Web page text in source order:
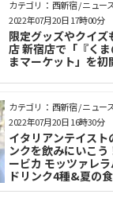
カテゴリ： 西新宿 / ニュー
限定グッズやクイ
店 新宿店で「『く
まマーケット」を初
2022年07月20日 17時00分
カテゴリ： 西新宿 / ニュー
イタリアンテイスト
ンクを飲みにいこ
ービカ モッツァレ
ドリンク4種&夏の
メニューを販売
2022年07月20日 16時30分